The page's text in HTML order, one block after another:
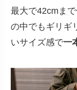
最大で42cmま
の中でもギリギ
いサイズ感で一